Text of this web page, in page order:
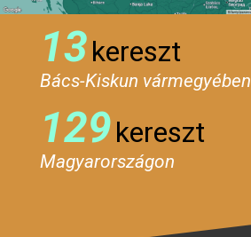
13kereszt
Bács-Kiskun vármegyében
129kereszt
Magyarországon